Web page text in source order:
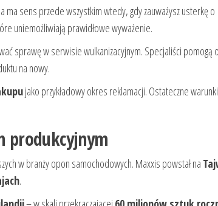
sens przede wszystkim wtedy, gdy zauważysz usterkę o
uniemożliwiają prawidłowe wyważenie.
sprawę w serwisie wulkanizacyjnym. Specjaliści pomogą
na nowy.
jako przykładowy okres reklamacji. Ostateczne
produkcyjnym
w branży opon samochodowych. Maxxis powstał na
.